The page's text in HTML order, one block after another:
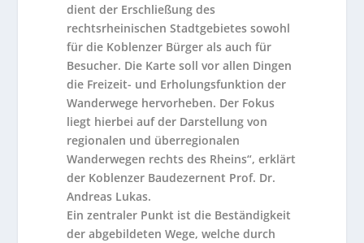
dient der Erschließung des
rechtsrheinischen Stadtgebietes sowohl
für die Koblenzer Bürger als auch für
Besucher. Die Karte soll vor allen Dingen
die Freizeit- und Erholungsfunktion der
Wanderwege hervorheben. Der Fokus
liegt hierbei auf der Darstellung von
regionalen und überregionalen
Wanderwegen rechts des Rheins“, erklärt
der Koblenzer Baudezernent Prof. Dr.
Andreas Lukas.
Ein zentraler Punkt ist die Beständigkeit
der abgebildeten Wege, welche durch